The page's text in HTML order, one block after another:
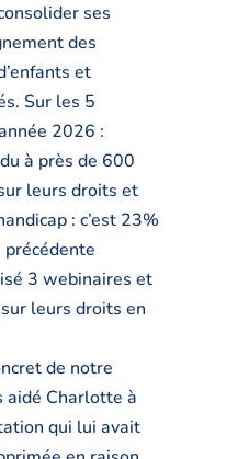
ses
des
et
Sur les 5
2026 :
à près de 600
leurs droits et
: c’est 23%
précédente
3 webinaires et
leurs droits en
de notre
aidé Charlotte à
qui lui avait